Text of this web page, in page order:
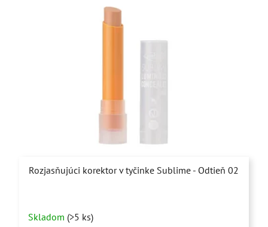
Rozjasňujúci korektor v tyčinke Sublime - Odtieň 02
hodnotenie
Skladom (>5 ks)